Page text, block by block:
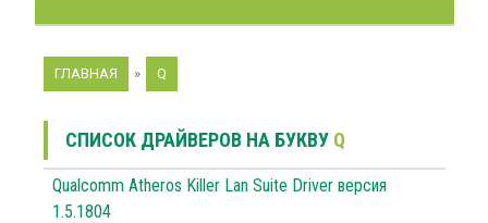
ГЛАВНАЯ » Q
СПИСОК ДРАЙВЕРОВ НА БУКВУ Q
Qualcomm Atheros Killer Lan Suite Driver версия
1.5.1804